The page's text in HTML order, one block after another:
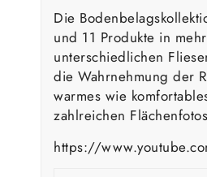
Die
und 11 Produkte in
unterschiedlichen
die Wahrnehmung der
warmes wie
zahlreichen
https://